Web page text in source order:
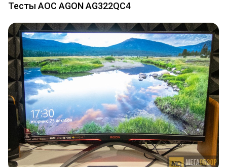
Тесты AOC AGON AG322QC4